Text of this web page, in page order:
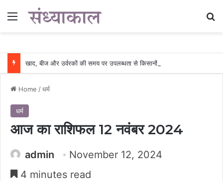
Menu
Home /धर्म
धर्म
आज का राशिफल 12 नवंबर 2024
admin
November 12, 2024
4 minutes read